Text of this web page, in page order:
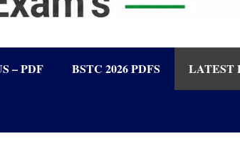
– PDF BSTC 2026 PDFS LATEST